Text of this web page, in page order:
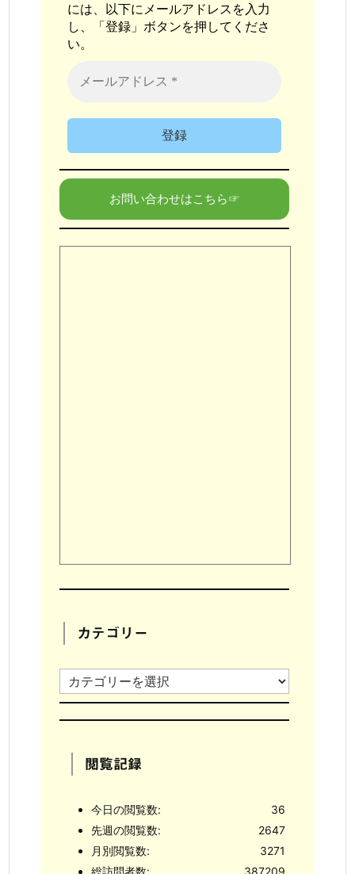
には、以下にメールアドレスを入力
し、「登録」ボタンを押してくださ
い。
お問い合わせはこちら☞
カテゴリー
カ
テ
リ
ー
閲覧記録
36
今日の閲覧数:
2647
先週の閲覧数:
3271
月別閲覧数:
387209
総訪問者数: